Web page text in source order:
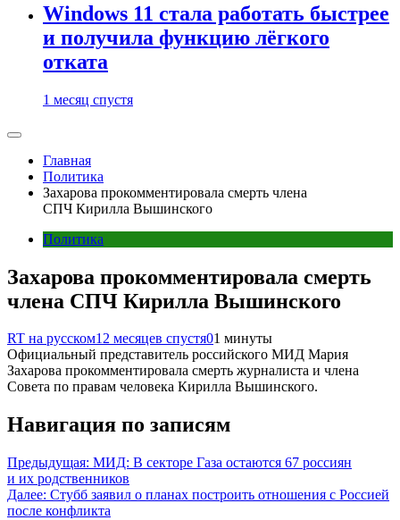
Windows 11 стала работать быстрее
и получила функцию лёгкого
отката
1 месяц спустя
Главная
Политика
Захарова прокомментировала смерть члена
СПЧ Кирилла Вышинского
Политика
Захарова прокомментировала смерть
члена СПЧ Кирилла Вышинского
RT на русском12 месяцев спустя01 минуты
Официальный представитель российского МИД Мария
Захарова прокомментировала смерть журналиста и члена
Совета по правам человека Кирилла Вышинского.
Навигация по записям
Предыдущая: МИД: В секторе Газа остаются 67 россиян
и их родственников
Далее: Стубб заявил о планах построить отношения с Россией
после конфликта